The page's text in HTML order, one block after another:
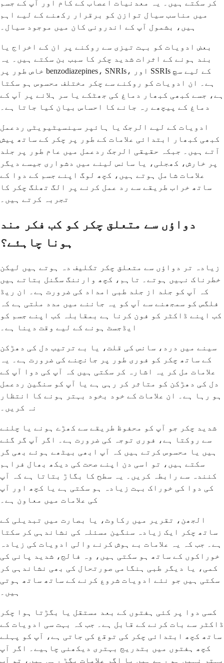
کر سکتے ہیں۔ یہ معدنیات اعصاب کے کام اور آپ کے جسم
میں مناسب سیال توازن کو برقرار رکھنے کے لیے اہم
ہیں، بشمول آپ کے اندرونی کان میں موجود سیال۔
بعض ادویات کو بہت تیزی سے روکنے پر ان کے اخراج یا
بند ہونے کے اثرات شدید چکر کا سبب بن سکتے ہیں۔ یہ
خاص طور پر benzodiazepines، SNRIs، اور SSRIs کے لیے سچ
ہے۔ ان ادویات کو روکنے سے چکر مختلف محسوس ہو سکتا
ہے، جسے کبھی کبھار دماغ کی جھٹکے یا سر ہلانے پر آپ کے
دماغ کے پیچھے رہ جانے کا احساس بیان کیا جاتا ہے۔
ادویات کے لیے الرجک یا ہائپر سینسیٹیویٹی ردعمل
کبھی کبھار ابتدائی علامات کے طور پر چکر کے ساتھ پیش
آتے ہیں۔ جبکہ حقیقی الرجک ردعمل میں عام طور پر جلد
پر خارش، کھجلی، یا سانس لینے میں دشواری جیسے دیگر
علامات شامل ہوتے ہیں، کچھ لوگ اپنے جسم کے دوا کے
ساتھ خراب طریقے سے رد عمل کرنے پر الگ تھلگ چکر کا
تجربہ کرتے ہیں۔
دواؤں سے متعلق چکر کو کب فکر مند
ہونا چاہئے؟
زیادہ تر دواؤں سے متعلق چکر تکلیف دہ ہوتے ہیں لیکن
خطرناک نہیں ہوتے۔ تاہم، کچھ وارننگ سگنل بتاتے ہیں
کہ آپ کو جلد از جلد طبی امداد کی ضرورت ہے۔ ان ریڈ
فلگس کو سمجھنے سے آپ کو یہ جاننے میں مدد ملتی ہے کہ
کب اپنے ڈاکٹر کو فون کرنا ہے بمقابلہ کب اپنے جسم کو
ایڈجسٹ ہونے کے لیے وقت دینا ہے۔
سینے میں درد، سانس کی قلت، یا بے ترتیب دل کی دھڑکن
کے ساتھ چکر کو فوری طور پر جانچنے کی ضرورت ہے۔ یہ
علامات مل کر یہ اشارہ کر سکتی ہیں کہ آپ کی دوا آپ کے
دل کی دھڑکن کو متاثر کر رہی ہے یا آپ کو سنگین ردعمل
ہو رہا ہے۔ ان علامات کے خود بخود بہتر ہونے کا انتظار
نہ کریں۔
شدید چکر جو آپ کو محفوظ طریقے سے کھڑے ہونے یا چلنے
سے روکتا ہے، فوری توجہ کی ضرورت ہے۔ اگر آپ گر گئے
ہیں یا محسوس کرتے ہیں کہ آپ ابھی بیٹھے ہوئے بھی گر
سکتے ہیں، تو اسی دن اپنے صحت کی دیکھ بھال فراہم
کنندہ سے رابطہ کریں۔ یہ سطح کا بگاڑ بتاتا ہے کہ آپ
کی دوا کی خوراک بہت زیادہ ہو سکتی ہے یا کچھ اور آپ
کی علامات میں معاون ہے۔
الجھن، تقریر میں رکاوٹ، یا بصارت میں تبدیلی کے
ساتھ چکر ایک زیادہ سنگین مسئلہ کی نشاندہی کر سکتا
ہے۔ جب کہ یہ علامات بے ہوش کرنے والی ادویات کی زیادہ
خوراکوں کے ساتھ ہو سکتی ہیں، وہ فالج، شدید پانی کی
کمی، یا دیگر طبی ہنگامی صورتحال کی بھی نشاندہی کر
سکتی ہیں جو نئے ادویات شروع کرنے کے ساتھ ساتھ ہوتی
ہیں۔
کسی دوا پر کئی ہفتوں کے بعد مستقل یا بگڑتا ہوا چکر
ڈاکٹر سے بات کرنے کے قابل ہے۔ جب کہ بہت سی ادویات کے
ساتھ کچھ ابتدائی چکر کی توقع کی جاتی ہے، آپ کو پہلے
کچھ ہفتوں میں بتدریج بہتری دیکھنی چاہیے۔ اگر آپ
بہتر نہیں ہو رہے ہیں یا اگر علامات بگڑ رہی ہیں، تو آپ